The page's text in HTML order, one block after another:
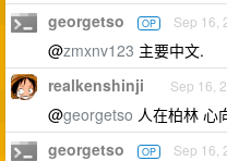
georgetso OP Sep 16,
@zmxnv123 主要中文.
realkenshinji Sep 16,
@georgetso 人在柏林 心
georgetso OP Sep 16,